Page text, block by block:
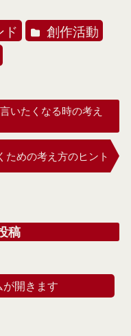
ド
創作活動
いたくなる時の考え
ための考え方のヒント
稿
開きます